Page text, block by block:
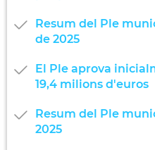
Resum del Ple
de 2025
El Ple aprova
19,4 milions d'euros
Resum del Ple
2025